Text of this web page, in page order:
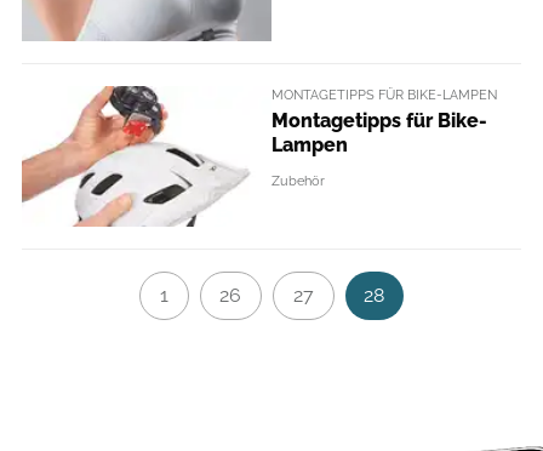
MONTAGETIPPS FÜR BIKE-LAMPEN
Montagetipps für Bike-
Lampen
Zubehör
1 26 27 28